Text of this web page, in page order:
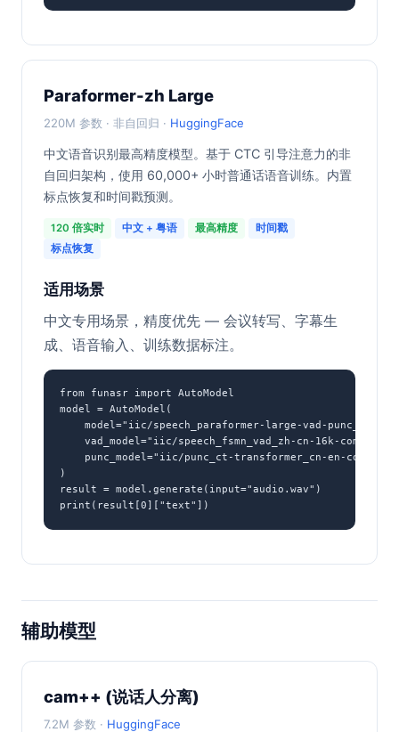
Paraformer-zh Large
220M 参数 · 非自回归 · HuggingFace
中文语音识别最高精度模型。基于 CTC 引导注意力的非
自回归架构，使用 60,000+ 小时普通话语音训练。内置
标点恢复和时间戳预测。
120 倍实时 中文 + 粤语 最高精度
时间戳
标点恢复
适用场景
中文专用场景，精度优先 — 会议转写、字幕生
成、语音输入、训练数据标注。
from funasr import AutoModel
model = AutoModel(
model="iic/speech_paraformer-large-vad-
vad_model="iic/speech_fsmn_vad_zh-cn-16k-common-
punc_model="iic/punc_ct-transformer_cn-en-common-
)
result = model.generate(input="audio.wav")
print(result[0]["text"])
辅助模型
cam++ (说话人分离)
7.2M 参数 · HuggingFace